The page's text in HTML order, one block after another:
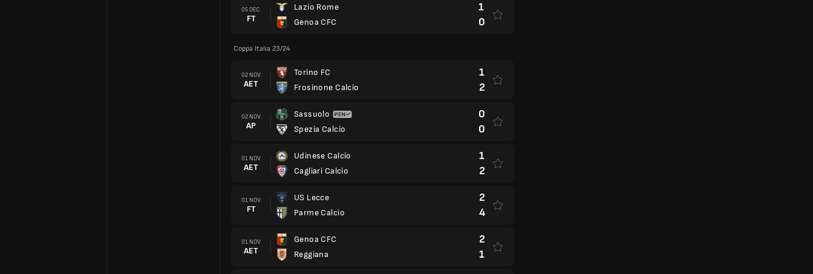
05 DÉC.
FT
Lazio Rome
Genoa CFC
1
0
Coppa Italia 23/24
02 NOV.
AET
Torino FC
Frosinone Calcio
1
2
02 NOV.
AP
Sassuolo
Spezia Calcio
0
0
01 NOV.
AET
Udinese Calcio
Cagliari Calcio
1
2
01 NOV.
FT
US Lecce
Parme Calcio
2
4
01 NOV.
AET
Genoa CFC
Reggiana
2
1